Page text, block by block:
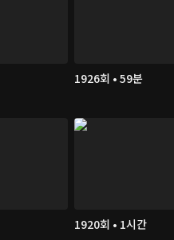
1926회 • 59분
1920회 • 1시간